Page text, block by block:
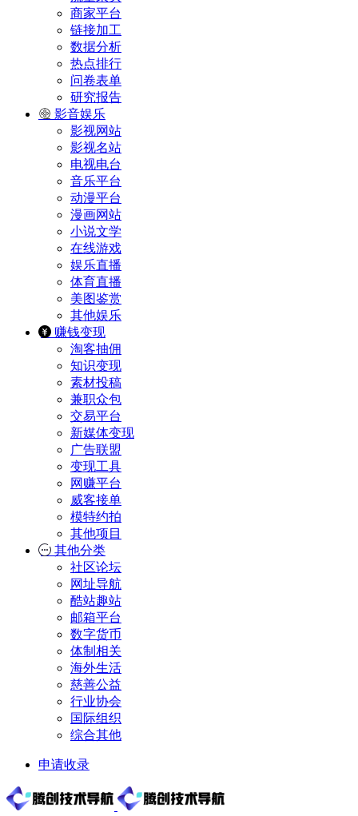
商家平台
链接加工
数据分析
热点排行
问卷表单
研究报告
影音娱乐
影视网站
影视名站
电视电台
音乐平台
动漫平台
漫画网站
小说文学
在线游戏
娱乐直播
体育直播
美图鉴赏
其他娱乐
赚钱变现
淘客抽佣
知识变现
素材投稿
兼职众包
交易平台
新媒体变现
广告联盟
变现工具
网赚平台
威客接单
模特约拍
其他项目
其他分类
社区论坛
网址导航
酷站趣站
邮箱平台
数字货币
体制相关
海外生活
慈善公益
行业协会
国际组织
综合其他
申请收录